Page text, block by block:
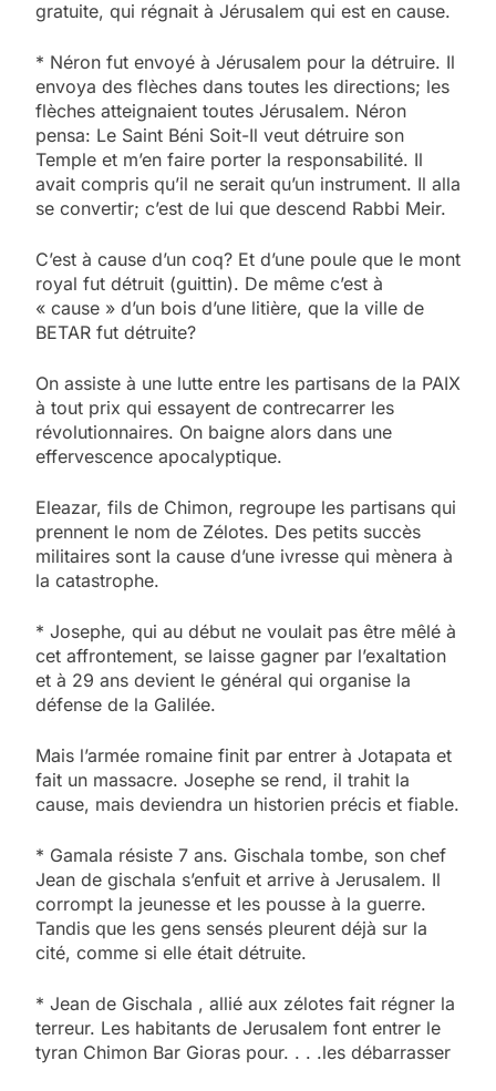
gratuite, qui régnait à Jérusalem qui est en cause.
* Néron fut envoyé à Jérusalem pour la détruire. Il
envoya des flèches dans toutes les directions; les
flèches atteignaient toutes Jérusalem. Néron
pensa: Le Saint Béni Soit-Il veut détruire son
Temple et m’en faire porter la responsabilité. Il
avait compris qu’il ne serait qu’un instrument. Il alla
se convertir; c’est de lui que descend Rabbi Meir.
C’est à cause d’un coq? Et d’une poule que le mont
royal fut détruit (guittin). De même c’est à
« cause » d’un bois d’une litière, que la ville de
BETAR fut détruite?
On assiste à une lutte entre les partisans de la PAIX
à tout prix qui essayent de contrecarrer les
révolutionnaires. On baigne alors dans une
effervescence apocalyptique.
Eleazar, fils de Chimon, regroupe les partisans qui
prennent le nom de Zélotes. Des petits succès
militaires sont la cause d’une ivresse qui mènera à
la catastrophe.
* Josephe, qui au début ne voulait pas être mêlé à
cet affrontement, se laisse gagner par l’exaltation
et à 29 ans devient le général qui organise la
défense de la Galilée.
Mais l’armée romaine finit par entrer à Jotapata et
fait un massacre. Josephe se rend, il trahit la
cause, mais deviendra un historien précis et fiable.
* Gamala résiste 7 ans. Gischala tombe, son chef
Jean de gischala s’enfuit et arrive à Jerusalem. Il
corrompt la jeunesse et les pousse à la guerre.
Tandis que les gens sensés pleurent déjà sur la
cité, comme si elle était détruite.
* Jean de Gischala , allié aux zélotes fait régner la
terreur. Les habitants de Jerusalem font entrer le
tyran Chimon Bar Gioras pour. . . .les débarrasser